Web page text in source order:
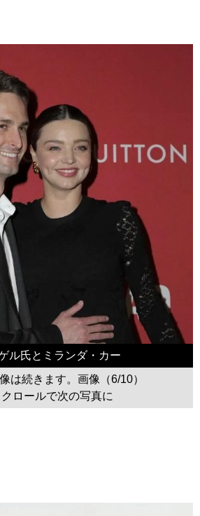
ル氏とミランダ・カー
は続きます。画像（6/10）
クロールで次の写真に